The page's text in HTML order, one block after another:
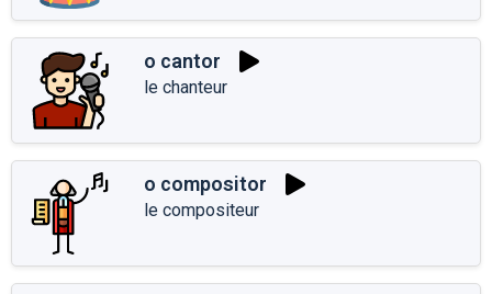
o cantor
le chanteur
o compositor
le compositeur